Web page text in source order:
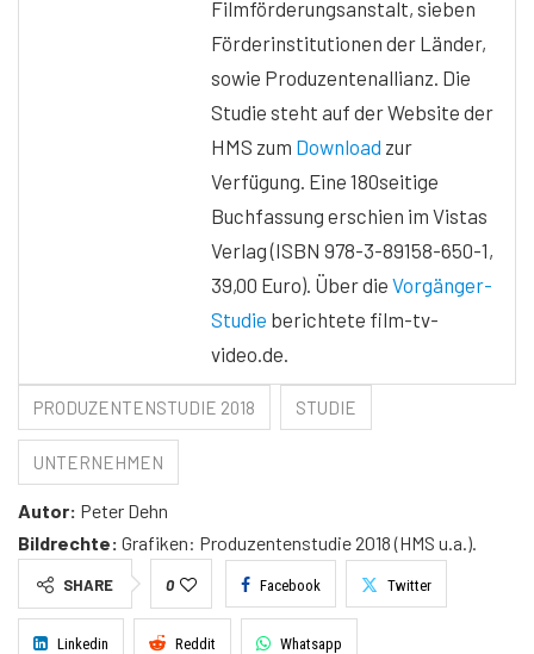
Filmförderungsanstalt, sieben
Förderinstitutionen der Länder,
sowie Produzentenallianz. Die
Studie steht auf der Website der
HMS zum Download zur
Verfügung. Eine 180seitige
Buchfassung erschien im Vistas
Verlag (ISBN 978-3-89158-650-1,
39,00 Euro). Über die Vorgänger-
Studie berichtete film-tv-
video.de.
PRODUZENTENSTUDIE 2018 STUDIE
UNTERNEHMEN
Autor: Peter Dehn
Bildrechte: Grafiken: Produzentenstudie 2018 (HMS u.a.).
SHARE 0 Facebook Twitter
Linkedin Reddit Whatsapp